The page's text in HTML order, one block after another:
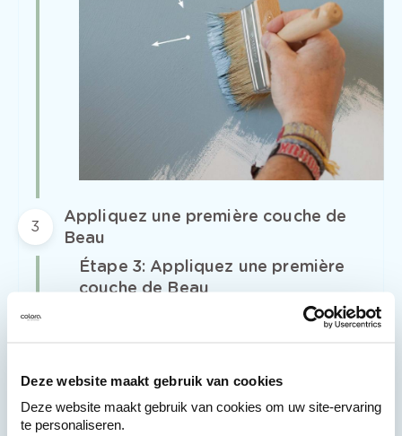
Deze website maakt gebruik van cookies
Deze website maakt gebruik van cookies om uw site-ervaring
te personaliseren.
3
Appliquez une première couche de
Beau
Étape 3: Appliquez une première
couche de Beau
Beauavec une
pas par plans rectilignes mais par
étalez progressivement la peinture en